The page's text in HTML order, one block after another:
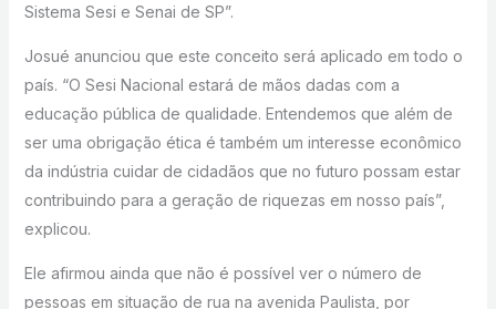
Sistema Sesi e Senai de SP”.
Josué anunciou que este conceito será aplicado em todo o
país. “O Sesi Nacional estará de mãos dadas com a
educação pública de qualidade. Entendemos que além de
ser uma obrigação ética é também um interesse econômico
da indústria cuidar de cidadãos que no futuro possam estar
contribuindo para a geração de riquezas em nosso país”,
explicou.
Ele afirmou ainda que não é possível ver o número de
pessoas em situação de rua na avenida Paulista, por